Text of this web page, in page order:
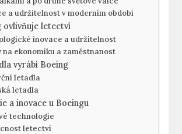
a udržitelnost v moderním​ období
⁤ovlivňuje ‌letectví
inovace⁣ a‍ udržitelnost
na ekonomiku a zaměstnanost
vyrábí Boeing
⁤letadla
letadla
‍a inovace u‌ Boeingu
⁣technologie
‍letectví